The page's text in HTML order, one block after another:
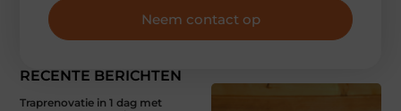
RECENTE BERICHTEN
Traprenovatie in 1 dag met
Neem contact op